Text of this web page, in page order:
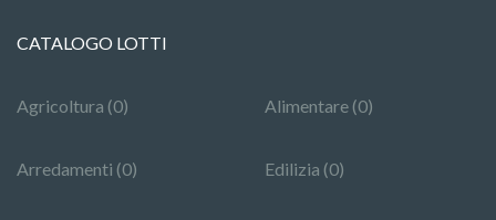
CATALOGO LOTTI
Agricoltura (0) Alimentare (0)
Arredamenti (0) Edilizia (0)